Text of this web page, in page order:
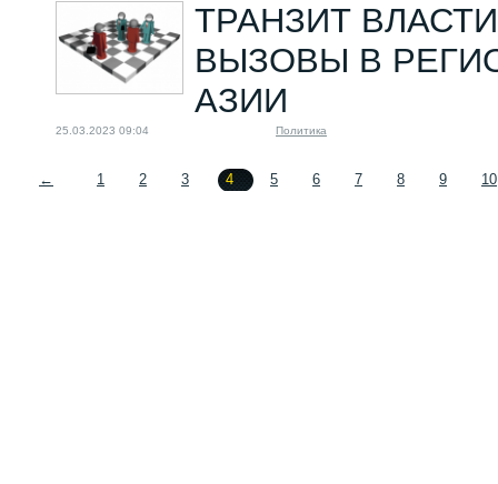
ТРАНЗИТ
ВЫЗОВЫ В
АЗИИ
25.03.2023 09:04 Политика
← 1 2 3 4 5 6 7 8 9 10